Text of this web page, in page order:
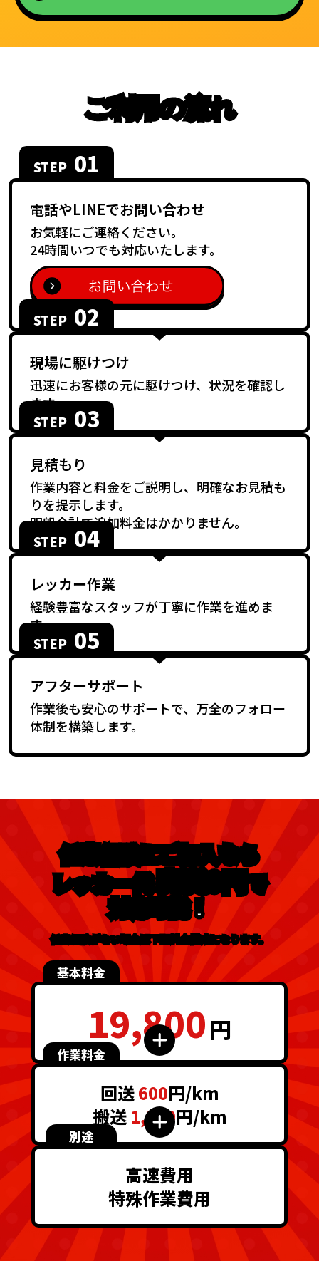
ご利用の流れ
STEP 01
電話やLINEでお問い合わせ
お気軽にご連絡ください。
24時間いつでも対応いたします。
STEP 02
現場に駆けつけ
迅速にお客様の元に駆けつけ、状況を確認し
ます。
STEP 03
見積もり
作業内容と料金をご説明し、明確なお見積も
りを提示します。
明朗会計で追加料金はかかりません。
STEP 04
レッカー作業
経験豊富なスタッフが丁寧に作業を進めま
す。
STEP 05
アフターサポート
作業後も安心のサポートで、万全のフォロー
体制を構築します。
任意保険にご加入なら
レッカー代実質0円で
対応可能！
任意保険がない場合は下記料金構成になります。
基本料金
19,800 円
作業料金
回送600円/km
搬送 1,200円/km
別途
高速費用
特殊作業費用